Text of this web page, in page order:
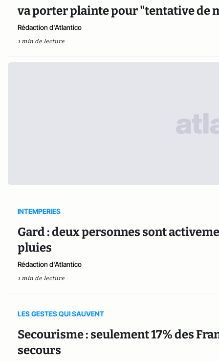
va porter plainte pour "tentative de
Rédaction d'Atlantico
1 min de lecture
INTEMPERIES
Gard : deux personnes sont
pluies
Rédaction d'Atlantico
1 min de lecture
LES GESTES QUI SAUVENT
Secourisme : seulement 17% des
secours